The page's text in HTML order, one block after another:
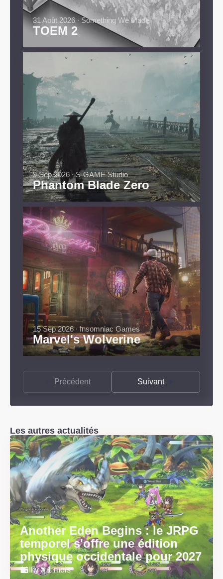
TOEM 2
31 Août 2026 ∙ Something We Made
Phantom Blade Zero
9 Sep 2026 ∙ S-GAME Studio
Marvel's Wolverine
15 Sep 2026 ∙ Insomniac Games
Précédent Suivant
Les autres actualités
Another Eden Begins : le JRPG
temporel s'offre une édition
physique occidentale pour 2027
Il y a 1 mois